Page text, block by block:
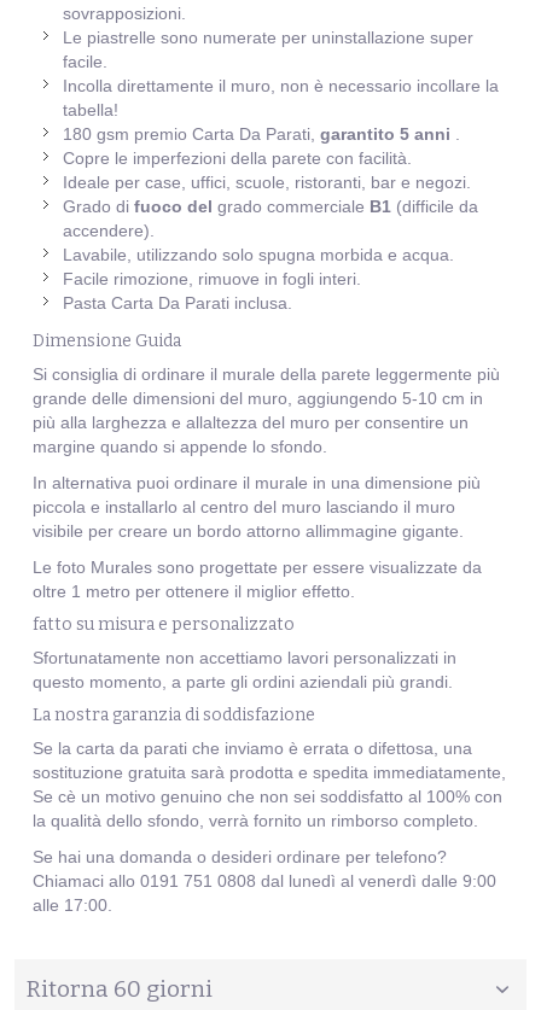
sovrapposizioni.
Le piastrelle sono numerate per uninstallazione super
facile.
Incolla direttamente il muro, non è necessario incollare la
tabella!
180 gsm premio Carta Da Parati, garantito 5 anni
Copre le imperfezioni della parete con facilità.
Ideale per case, uffici, scuole, ristoranti, bar e negozi.
Grado di fuoco del grado commerciale B1 (difficile da
accendere).
Lavabile, utilizzando solo spugna morbida e acqua.
Facile rimozione, rimuove in fogli interi.
Pasta Carta Da Parati inclusa.
Dimensione Guida
Si consiglia di ordinare il murale della parete leggermente più
grande delle dimensioni del muro, aggiungendo 5-10 cm in
più alla larghezza e allaltezza del muro per consentire un
margine quando si appende lo sfondo.
In alternativa puoi ordinare il murale in una dimensione più
piccola e installarlo al centro del muro lasciando il muro
visibile per creare un bordo attorno allimmagine gigante.
Le foto Murales sono progettate per essere visualizzate da
oltre 1 metro per ottenere il miglior effetto.
fatto su misura e personalizzato
Sfortunatamente non accettiamo lavori personalizzati in
questo momento, a parte gli ordini aziendali più grandi.
La nostra garanzia di soddisfazione
Se la carta da parati che inviamo è errata o difettosa, una
sostituzione gratuita sarà prodotta e spedita immediatamente,
Se cè un motivo genuino che non sei soddisfatto al 100% con
la qualità dello sfondo, verrà fornito un rimborso completo.
Se hai una domanda o desideri ordinare per telefono?
Chiamaci allo 0191 751 0808 dal lunedì al venerdì dalle 9:00
alle 17:00.
Ritorna 60 giorni